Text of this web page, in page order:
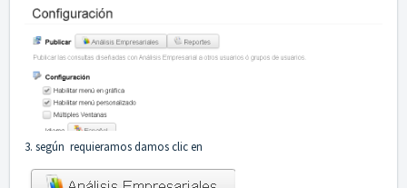
3. según requieramos damos clic en